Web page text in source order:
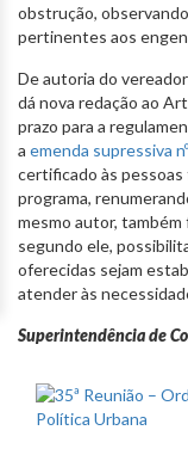
obstrução,
pertinentes aos
De autoria do
dá nova redação ao
prazo para a
a emenda supressiva
certificado às pessoas
programa,
mesmo autor,
segundo ele,
oferecidas sejam
atender às
Superintendência de